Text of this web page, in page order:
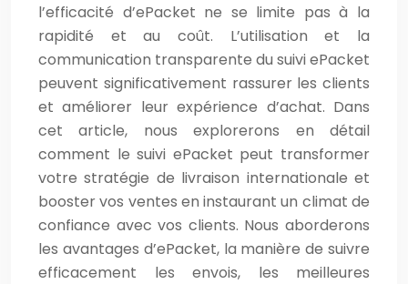
l’efficacité d’ePacket ne se limite pas à la
rapidité et au coût. L’utilisation et la
communication transparente du suivi ePacket
peuvent significativement rassurer les clients
et améliorer leur expérience d’achat. Dans
cet article, nous explorerons en détail
comment le suivi ePacket peut transformer
votre stratégie de livraison internationale et
booster vos ventes en instaurant un climat de
confiance avec vos clients. Nous aborderons
les avantages d’ePacket, la manière de suivre
efficacement les envois, les meilleures